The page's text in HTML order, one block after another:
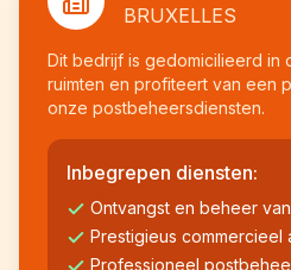
BRUXELLES
Dit bedrijf is gedomicilieerd in
ruimten en profiteert van een
onze postbeheersdiensten.
Inbegrepen diensten:
Ontvangst en beheer
Prestigieus commercieel
Professioneel